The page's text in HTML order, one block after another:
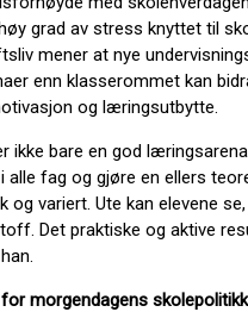
grad av stress knyttet til
mener at nye
enn klasserommet kan
og læringsutbytte.
ikke bare en god
alle fag og gjøre en ellers
og variert. Ute kan elevene
Det praktiske og aktive
morgendagens skolepolitikk